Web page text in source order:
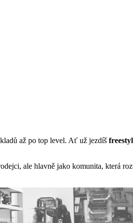
až po top level. Ať už jezdíš
ale hlavně jako komunita, která